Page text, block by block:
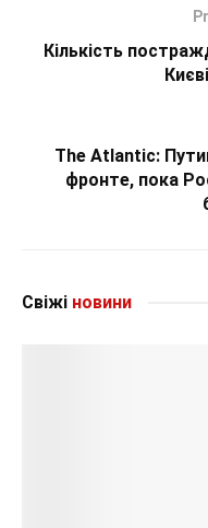
Кількість
The Atlantic:
фронте, пока
Свіжі новини